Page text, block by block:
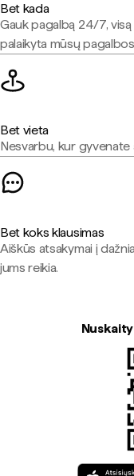
Bet kada
Gauk pagalbą 24/7,
palaikyta mūsų
Bet vieta
Nesvarbu, kur gyvenate
Bet koks klausimas
Aiškūs atsakymai į
jums reikia.